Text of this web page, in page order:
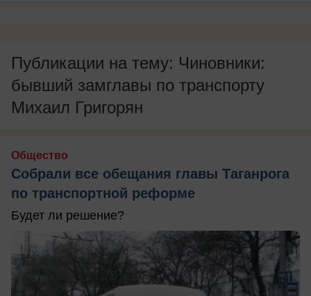
Публикации на тему: Чиновники:
бывший замглавы по транспорту
Михаил Григорян
Общество
Собрали все обещания главы Таганрога
по транспортной реформе
Будет ли решение?